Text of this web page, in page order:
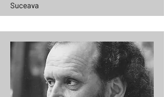
Suceava